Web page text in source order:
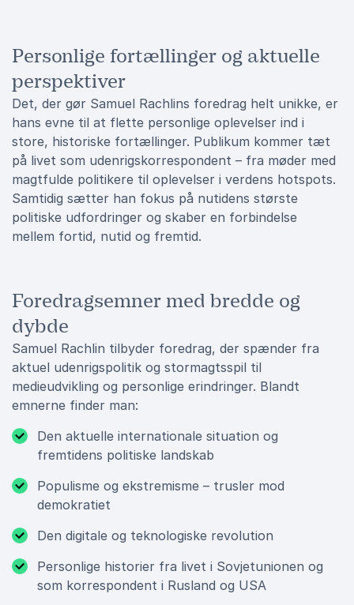
Personlige fortællinger og aktuelle
perspektiver
Det, der gør Samuel Rachlins foredrag helt unikke, er
hans evne til at flette personlige oplevelser ind i
store, historiske fortællinger. Publikum kommer tæt
på livet som udenrigskorrespondent – fra møder med
magtfulde politikere til oplevelser i verdens hotspots.
Samtidig sætter han fokus på nutidens største
politiske udfordringer og skaber en forbindelse
mellem fortid, nutid og fremtid.
Foredragsemner med bredde og
dybde
Samuel Rachlin tilbyder foredrag, der spænder fra
aktuel udenrigspolitik og stormagtsspil til
medieudvikling og personlige erindringer. Blandt
emnerne finder man:
Den aktuelle internationale situation og
fremtidens politiske landskab
Populisme og ekstremisme – trusler mod
demokratiet
Den digitale og teknologiske revolution
Personlige historier fra livet i Sovjetunionen og
som korrespondent i Rusland og USA